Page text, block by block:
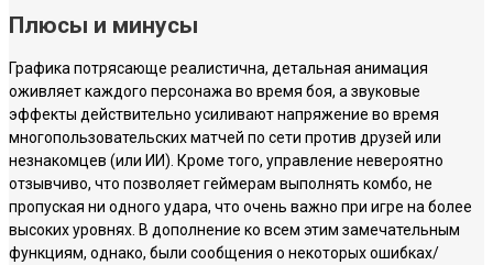
Плюсы и минусы
Графика потрясающе реалистична, детальная анимация
оживляет каждого персонажа во время боя, а звуковые
эффекты действительно усиливают напряжение во время
многопользовательских матчей по сети против друзей или
незнакомцев (или ИИ). Кроме того, управление невероятно
отзывчиво, что позволяет геймерам выполнять комбо, не
пропуская ни одного удара, что очень важно при игре на более
высоких уровнях. В дополнение ко всем этим замечательным
функциям, однако, были сообщения о некоторых ошибках/